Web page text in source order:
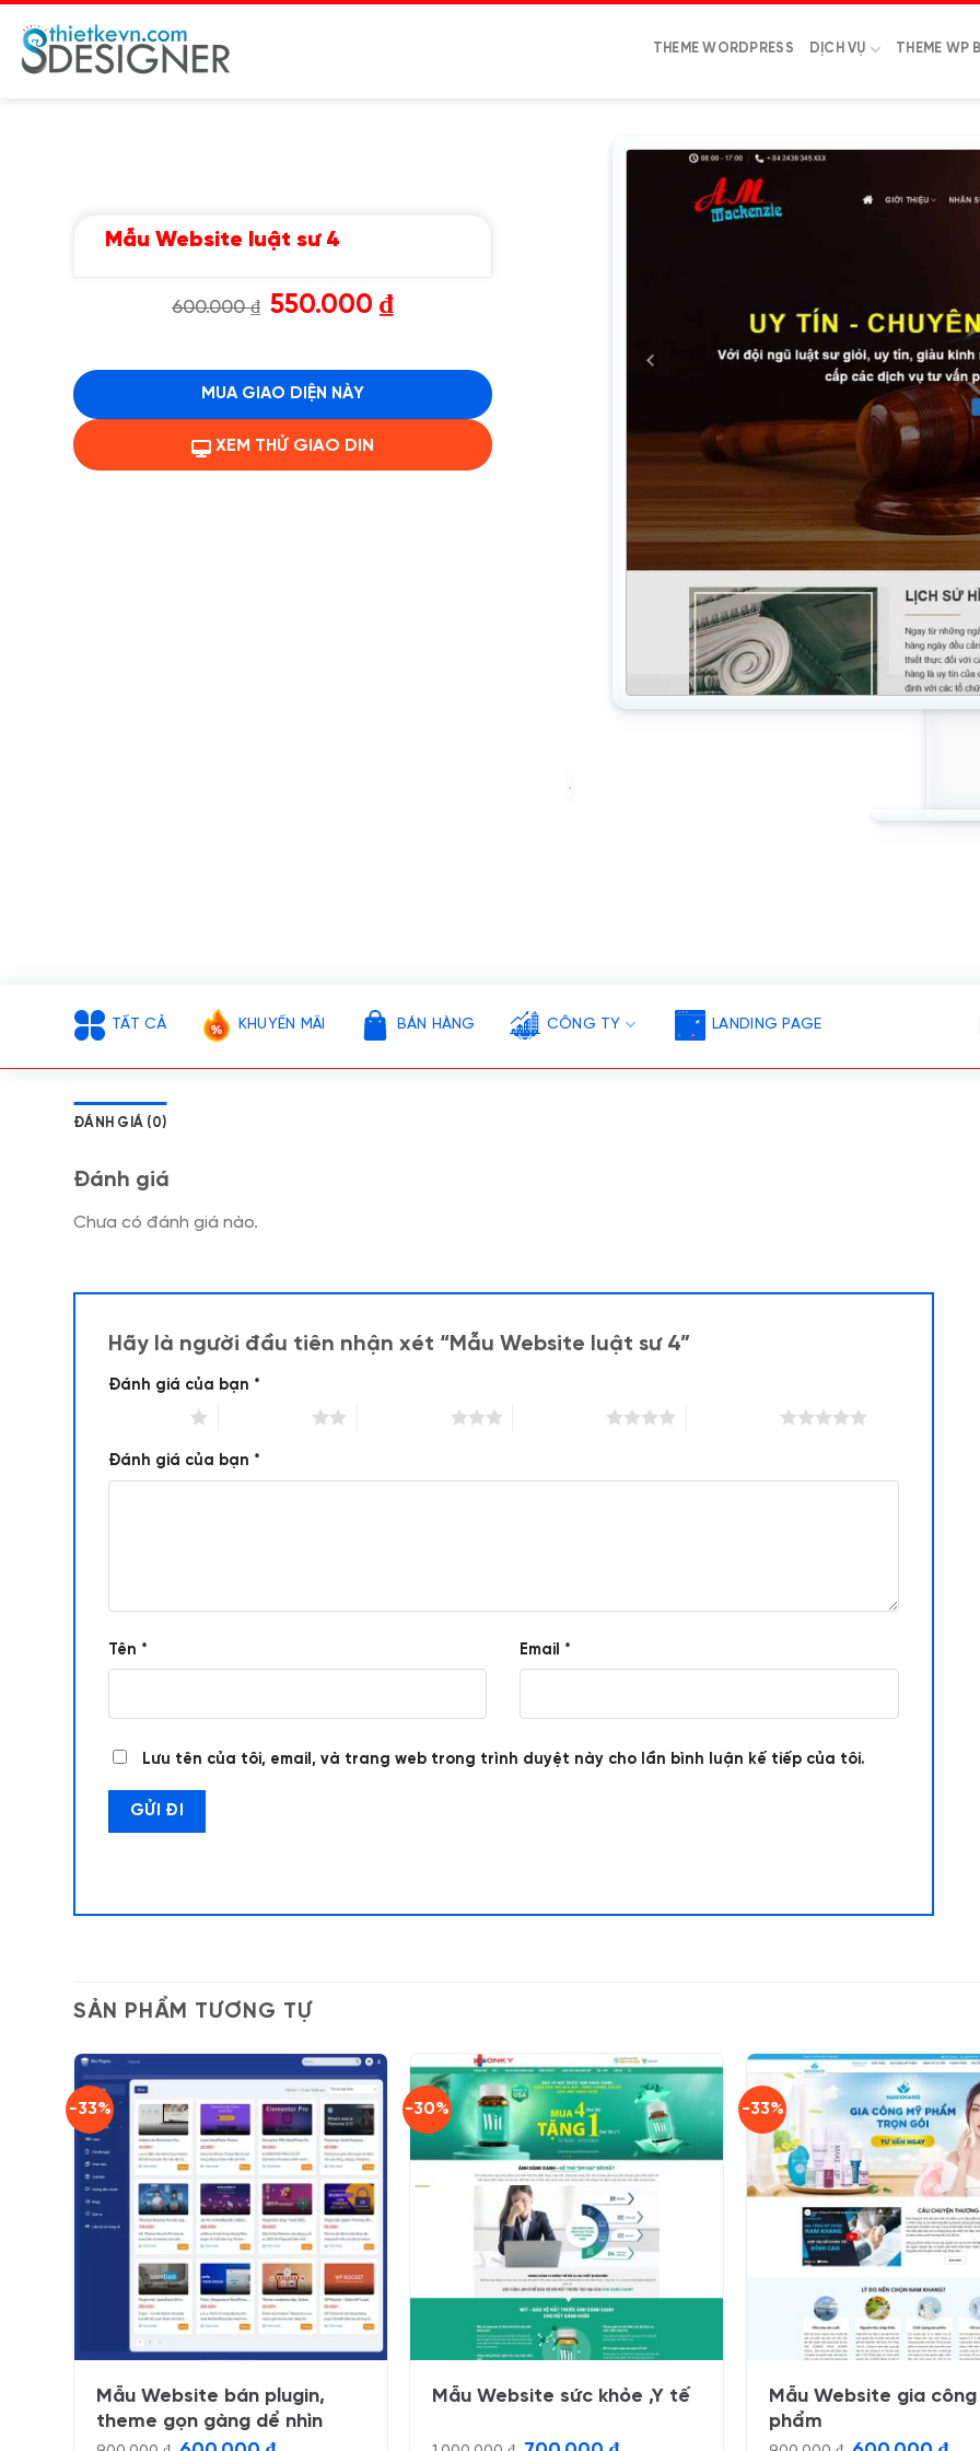
đến
nội
THEME WORDPRESS DỊCH VỤ THEME WP
Mẫu Website luật sư 4
600.000₫
Giá
gốc
550.000₫Giá
hiện
550.000 ₫.
MUA GIAO DIỆN NÀY
XEM THỬ GIAO DIN
TẤT CẢ KHUYẾN MÃI BÁN HÀNG CÔNG TY LANDING PAGE
ĐÁNH GIÁ (0)
Đánh giá
Chưa có đánh giá nào.
Hãy là người đầu tiên nhận xét “Mẫu Website luật sư 4”
Đánh giá của bạn *
Đánh giá của bạn *
Tên * Email *
Lưu tên của tôi, email, và trang web trong trình duyệt này cho lần bình luận kế tiếp của tôi.
SẢN PHẨM TƯƠNG TỰ
-33%
Mẫu Website bán plugin,
theme gọn gàng dể nhìn
Giá
Giá
-30%
Mẫu Website sức khỏe ,Y tế
Giá
Giá
-33%
Mẫu Website gia công
phẩm
Giá
Giá